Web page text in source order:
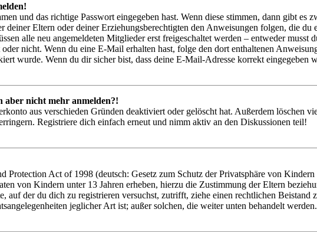
und das richtige Passwort eingegeben hast. Wenn diese stimmen, dann gibt es
deiner Eltern oder deiner Erziehungsberechtigten den Anweisungen folgen, die
alle neu angemeldeten Mitglieder erst freigeschaltet werden – entweder musst
nicht. Wenn du eine E-Mail erhalten hast, folge den dort enthaltenen
wurde. Wenn du dir sicher bist, dass deine E-Mail-Adresse korrekt eingegeben
nicht mehr anmelden?!
aus verschieden Gründen deaktiviert oder gelöscht hat. Außerdem löschen
Registriere dich einfach erneut und nimm aktiv an den Diskussionen teil!
Protection Act of 1998 (deutsch: Gesetz zum Schutz der Privatsphäre von
von Kindern unter 13 Jahren erheben, hierzu die Zustimmung der Eltern
auf der du dich zu registrieren versuchst, zutrifft, ziehe einen rechtlichen Beistand
jeglicher Art ist; außer solchen, die weiter unten behandelt werden.